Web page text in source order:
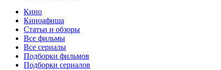
Кино
Киноафиша
Статьи и обзоры
Все фильмы
Все сериалы
Подборки фильмов
Подборки сериалов